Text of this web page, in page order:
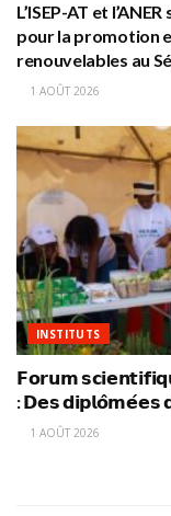
L’ISEP-AT et
pour la promotion
renouvelables au
1 AOÛT 2026
INSTITUTS
𝗙𝗼𝗿𝘂𝗺
: 𝗗𝗲𝘀 𝗱𝗶𝗽𝗹𝗼̂𝗺𝗲́𝗲𝘀
1 AOÛT 2026